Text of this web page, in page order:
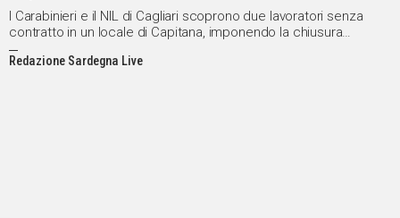
I Carabinieri e il NIL di Cagliari scoprono due lavoratori senza
contratto in un locale di Capitana, imponendo la chiusura
temporanea del locale e maxi sanzioni
Redazione Sardegna Live